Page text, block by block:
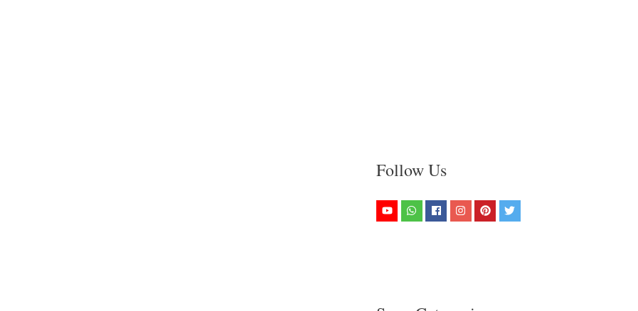
Follow Us